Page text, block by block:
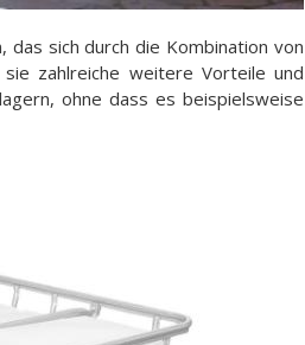
das sich durch die Kombination von
zahlreiche weitere Vorteile und
ohne dass es beispielsweise